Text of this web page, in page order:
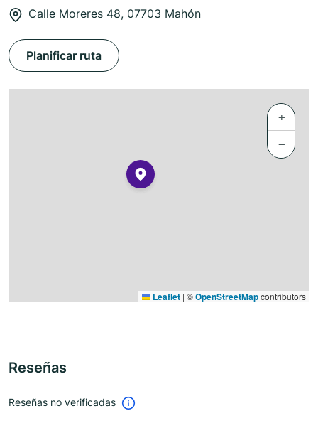
Calle Moreres 48, 07703 Mahón
Planificar ruta
+
−
Leaflet | ©OpenStreetMapcontributors
Reseñas
Reseñas no verificadas